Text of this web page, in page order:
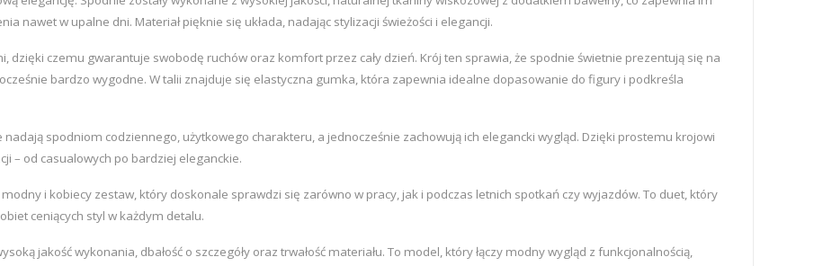
nawet w upalne dni. Materiał pięknie się układa, nadając stylizacji świeżości i elegancji.
czemu gwarantuje swobodę ruchów oraz komfort przez cały dzień. Krój ten sprawia, że spodnie świetnie prezentują się na
bardzo wygodne. W talii znajduje się elastyczna gumka, która zapewnia idealne dopasowanie do figury i podkreśla
nadają spodniom codziennego, użytkowego charakteru, a jednocześnie zachowują ich elegancki wygląd. Dzięki prostemu krojowi
– od casualowych po bardziej eleganckie.
i kobiecy zestaw, który doskonale sprawdzi się zarówno w pracy, jak i podczas letnich spotkań czy wyjazdów. To duet, który
ceniących styl w każdym detalu.
jakość wykonania, dbałość o szczegóły oraz trwałość materiału. To model, który łączy modny wygląd z funkcjonalnością,